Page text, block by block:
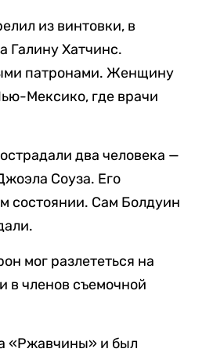
из винтовки, в
Галину Хатчинс.
патронами. Женщину
Мексико, где врачи
два человека —
Соуза. Его
состоянии. Сам Болдуин
мог разлететься на
в членов съемочной
«Ржавчины» и был